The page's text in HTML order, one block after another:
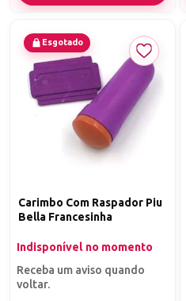
Esgotado
Carimbo Com Raspador Piu
Bella Francesinha
Indisponível no momento
Receba um aviso quando
voltar.